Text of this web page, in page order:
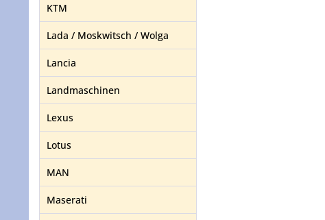
KTM
Lada / Moskwitsch / Wolga
Lancia
Landmaschinen
Lexus
Lotus
MAN
Maserati